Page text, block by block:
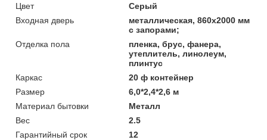
Цвет
Серый
Входная дверь
металлическая, 860х2000 мм
с запорами;
Отделка пола
пленка, брус, фанера,
утеплитель, линолеум,
плинтус
Каркас
20 ф контейнер
Размер
6,0*2,4*2,6 м
Материал бытовки
Металл
Вес
2.5
Гарантийный срок
12